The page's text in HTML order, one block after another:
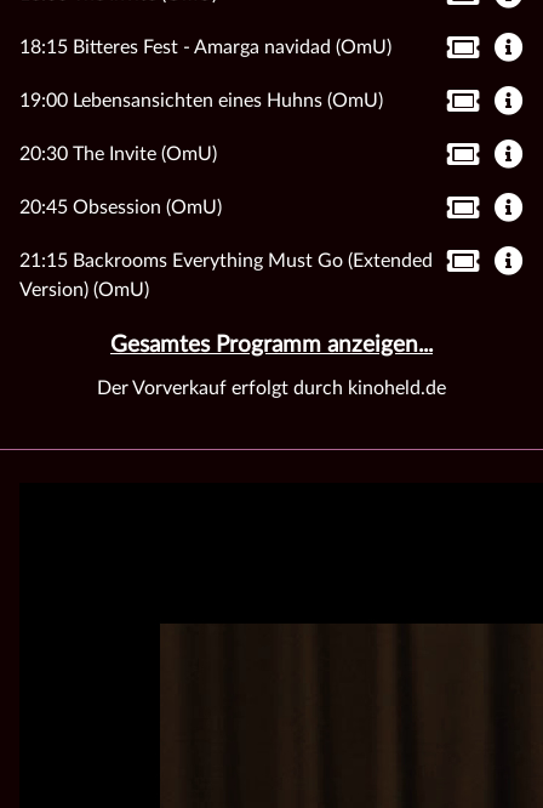
18:15 Bitteres Fest - Amarga navidad (OmU)
19:00 Lebensansichten eines Huhns (OmU)
20:30 The Invite (OmU)
20:45 Obsession (OmU)
21:15 Backrooms Everything Must Go (Extended
Version) (OmU)
Gesamtes Programm anzeigen...
Der Vorverkauf erfolgt durch kinoheld.de